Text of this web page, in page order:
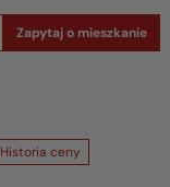
Zapytaj o mieszkanie
Historia ceny